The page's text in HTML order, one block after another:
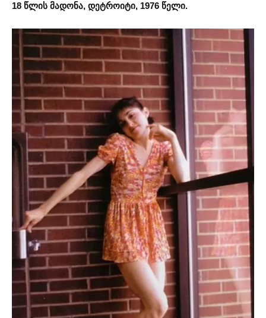
18 წლის მადონა, დეტროიტი, 1976 წელი.